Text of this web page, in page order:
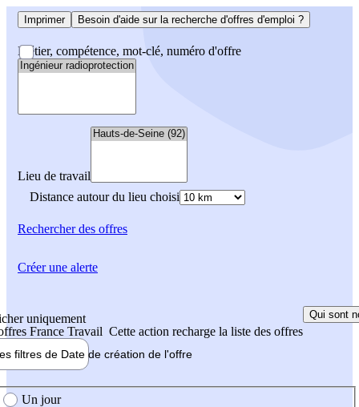
Imprimer Besoin d'aide sur la recherche d'offres d'emploi ?
Métier, compétence, mot-clé, numéro d'offre
Lieu de travail
Distance autour du lieu choisi
Rechercherdes offres
uniquement
France Travail Cette action recharge la liste des offres
Qui sont
filtres de Date de création de l'offre
création de l'offre
Un jour
Créer une alerte